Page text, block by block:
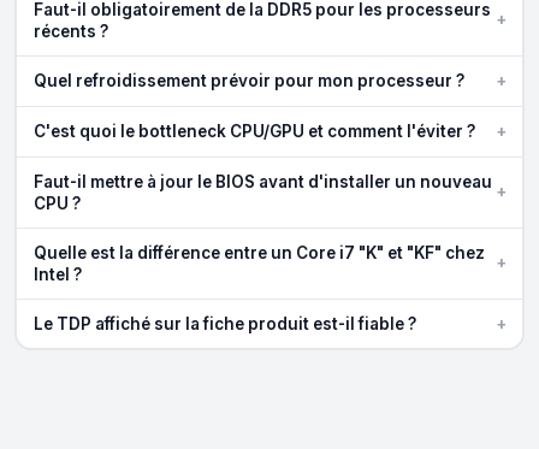
Faut-il obligatoirement de la DDR5 pour les processeurs
récents ?
+
Quel refroidissement prévoir pour mon processeur ? +
C'est quoi le bottleneck CPU/GPU et comment l'éviter ? +
Faut-il mettre à jour le BIOS avant d'installer un nouveau
CPU ?
+
Quelle est la différence entre un Core i7 "K" et "KF" chez
Intel ?
+
Le TDP affiché sur la fiche produit est-il fiable ? +